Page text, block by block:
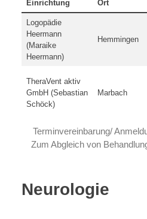
Einrichtung Ort
Logopädie
Heermann
(Maraike
Heermann)
Hemmingen
TheraVent aktiv
GmbH (Sebastian
Schöck)
Marbach
Terminvereinbarung/
Zum Abgleich von
Neurologie